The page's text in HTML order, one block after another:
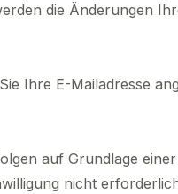
die Änderungen
Ihre E-Mailadresse
auf Grundlage
nicht